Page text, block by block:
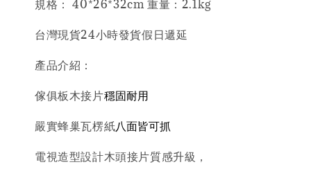
規格： 40*26*32cm 重量：2.1kg
台灣現貨24小時發貨假日遞延
產品介紹：
傢俱板木接片穩固耐用
嚴實蜂巢瓦楞紙八面皆可抓
電視造型設計木頭接片質感升級，